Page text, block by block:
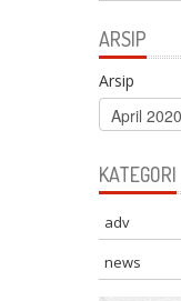
ARSIP
Arsip
KATEGORI
adv
news